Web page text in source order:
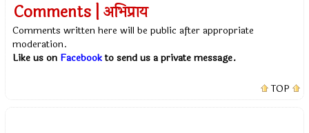
Comments | अभिप्राय
Comments written here will be public after appropriate
moderation.
Like us on Facebookto send us a private message.
TOP